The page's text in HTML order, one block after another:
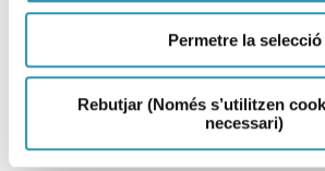
Permetre la selecció
Rebutjar (Només s’utilitzen
necessari)